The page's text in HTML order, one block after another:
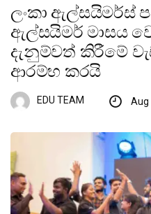
ලංකා ඇල්සයිමර්ස්
ඇල්සයිමර් මාසය
දැනුම්වත් කිරීමේ
ආරම්භ කරයි
EDU TEAM Aug